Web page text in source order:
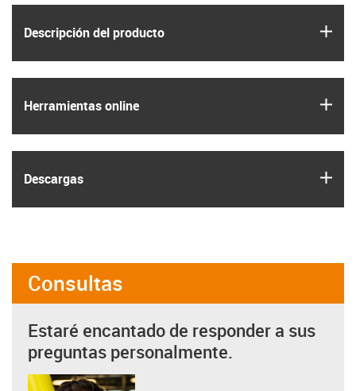
Descripción del producto
Herramientas online
Descargas
Consultas
Estaré encantado de responder a sus
preguntas personalmente.